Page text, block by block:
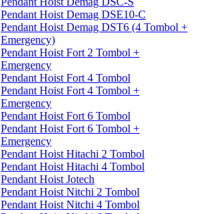
Pendant Hoist Demag DSE10-C
Pendant Hoist Demag DST6 (4 Tombol +
Emergency)
Pendant Hoist Fort 2 Tombol +
Emergency
Pendant Hoist Fort 4 Tombol
Pendant Hoist Fort 4 Tombol +
Emergency
Pendant Hoist Fort 6 Tombol
Pendant Hoist Fort 6 Tombol +
Emergency
Pendant Hoist Hitachi 2 Tombol
Pendant Hoist Hitachi 4 Tombol
Pendant Hoist Jotech
Pendant Hoist Nitchi 2 Tombol
Pendant Hoist Nitchi 4 Tombol